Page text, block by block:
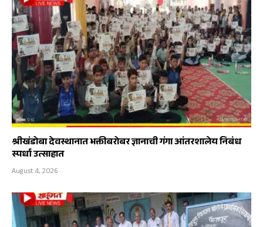
श्रीखंडोबा देवस्थानात भक्तीबरोबर ज्ञानाची गंगा आंतरशालेय निबंध
स्पर्धा उत्साहात
August 4, 2026